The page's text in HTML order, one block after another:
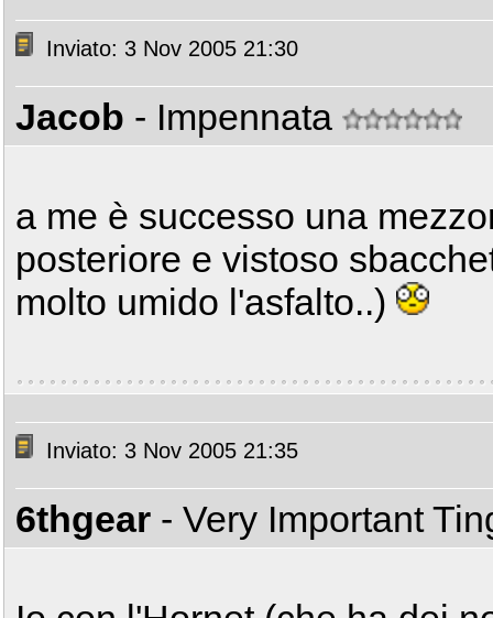
Inviato: 3 Nov 2005 21:30
Jacob - Impennata
a me è successo una
posteriore e vistoso
molto umido l'asfalto..)
Inviato: 3 Nov 2005 21:35
6thgear - Very Important